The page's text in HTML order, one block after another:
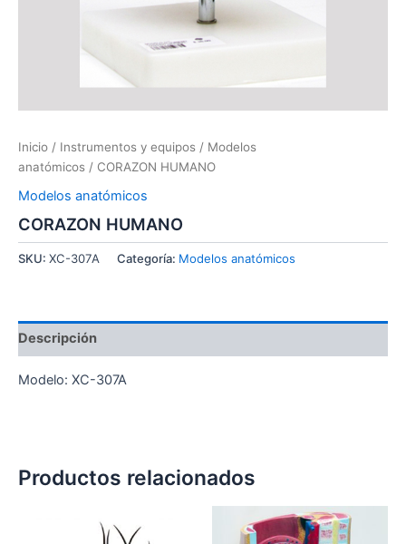
Inicio / Instrumentos y equipos / Modelos
anatómicos / CORAZON HUMANO
Modelos anatómicos
CORAZON HUMANO
SKU: XC-307A Categoría: Modelos anatómicos
Descripción
Modelo: XC-307A
Productos relacionados